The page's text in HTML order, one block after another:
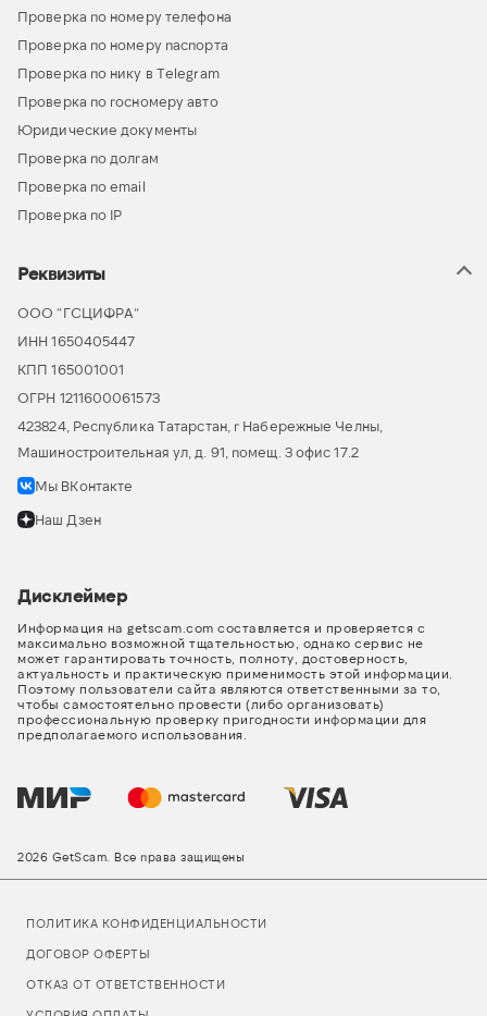
Проверка по номеру телефона
Проверка по номеру паспорта
Проверка по нику в Telegram
Проверка по госномеру авто
Юридические документы
Проверка по долгам
Проверка по email
Проверка по IP
Реквизиты
ООО “ГСЦИФРА”
ИНН 1650405447
КПП 165001001
ОГРН 1211600061573
423824, Республика Татарстан, г Набережные Челны,
Машиностроительная ул, д. 91, помещ. 3 офис 17.2
Мы ВКонтакте
Наш Дзен
Дисклеймер
Информация на getscam.com составляется и проверяется с
максимально возможной тщательностью, однако сервис не
может гарантировать точность, полноту, достоверность,
актуальность и практическую применимость этой информации.
Поэтому пользователи сайта являются ответственными за то,
чтобы самостоятельно провести (либо организовать)
профессиональную проверку пригодности информации для
предполагаемого использования.
2026 GetScam. Все права защищены
ПОЛИТИКА КОНФИДЕНЦИАЛЬНОСТИ
ДОГОВОР ОФЕРТЫ
ОТКАЗ ОТ ОТВЕТСТВЕННОСТИ